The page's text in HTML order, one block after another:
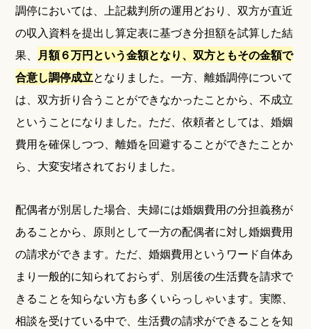
調停においては、上記裁判所の運用どおり、双方が直近
の収入資料を提出し算定表に基づき分担額を試算した結
果、 月額６万円という金額となり、双方ともその金額で
合意し調停成立となりました。一方、離婚調停について
は、双方折り合うことができなかったことから、不成立
ということになりました。ただ、依頼者としては、婚姻
費用を確保しつつ、離婚を回避することができたことか
ら、大変安堵されておりました。
配偶者が別居した場合、夫婦には婚姻費用の分担義務が
あることから、原則として一方の配偶者に対し婚姻費用
の請求ができます。ただ、婚姻費用というワード自体あ
まり一般的に知られておらず、別居後の生活費を請求で
きることを知らない方も多くいらっしゃいます。実際、
相談を受けている中で、生活費の請求ができることを知